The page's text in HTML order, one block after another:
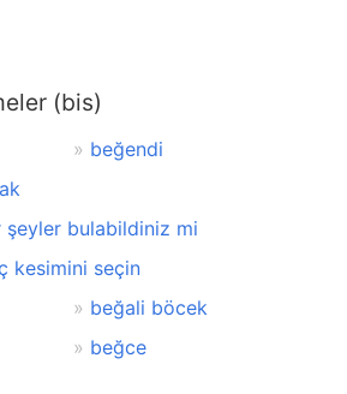
(bis)
beğendi
bulabildiniz mi
kesimini seçin
beğali böcek
beğce